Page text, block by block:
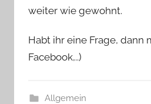
weiter wie gewohnt.
Habt ihr eine Frage, dann
Facebook,..)
Allgemein